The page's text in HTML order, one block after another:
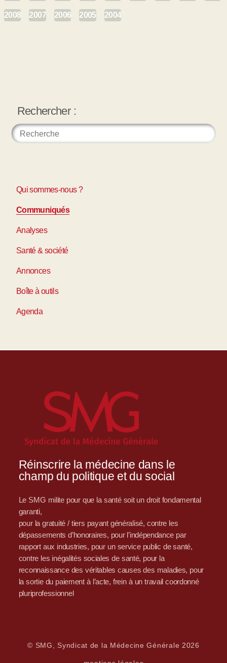
2008 2007 2006 2005 2004
Rechercher :
Qui sommes-nous ?
Communiqués
Analyses
Santé & société
Annonces
Boîte à outils
Agenda
Réinscrire la médecine dans le
champ du politique et du social
Le SMG milite pour que la santé soit un droit fondamental
garanti,
pour la gratuité / tiers payant généralisé, contre les
dépassements d’honoraires, pour l’indépendance par
rapport aux industries, pour un service public de santé,
contre les inégalités sociales de santé, pour la
reconnaissance des véritables causes des maladies, pour
la sortie du paiement à l’acte, frein à un travail coordonné
pluriprofessionnel
© SMG, Syndicat de la Médecine Générale 2026